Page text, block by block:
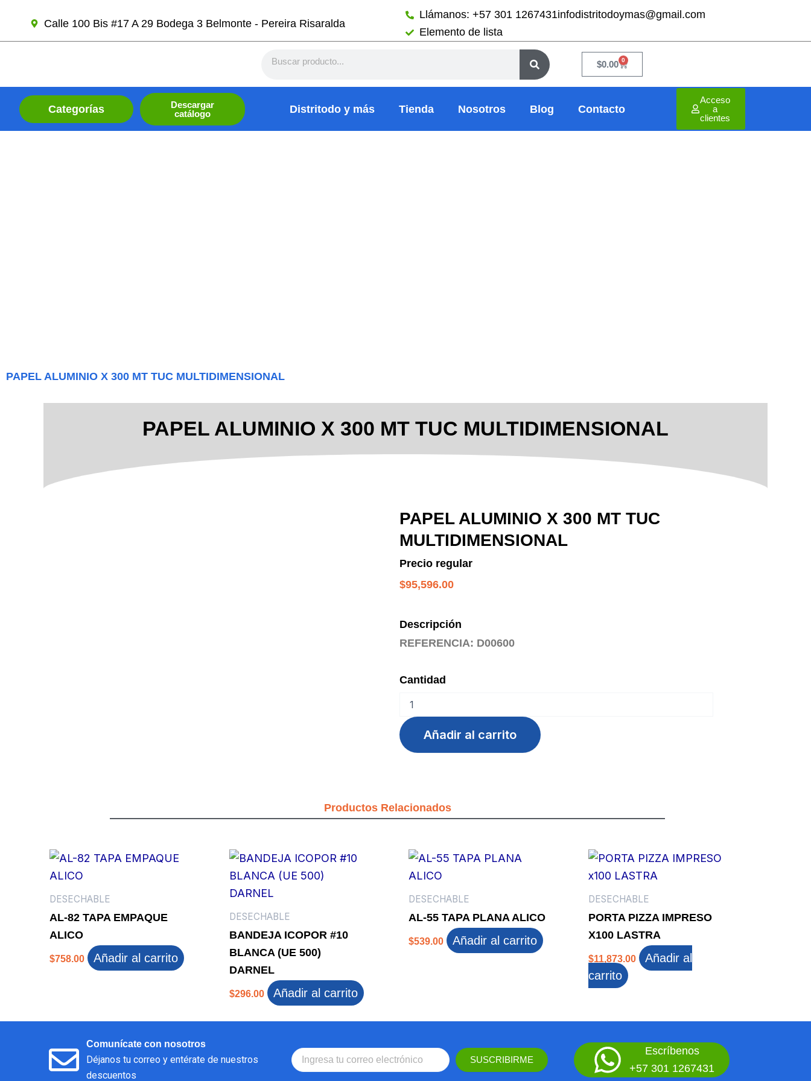
contenido
Calle 100 Bis #17 A 29 Bodega 3 Belmonte - Pereira Risaralda
Llámanos: +57 301 1267431infodistritodoymas@gmail.com
Elemento de lista
$0.00 0
Cart
Categorías
Descargar
catálogo
Distritodo y más Tienda Nosotros Blog Contacto
Acceso
a
clientes
PAPEL ALUMINIO X 300 MT TUC MULTIDIMENSIONAL
PAPEL ALUMINIO X 300 MT TUC MULTIDIMENSIONAL
PAPEL ALUMINIO X 300 MT TUC
MULTIDIMENSIONAL
Precio regular
$95,596.00
Descripción
REFERENCIA: D00600
Cantidad
ALUMINIO
X
300
MT
Añadir al carrito
Productos Relacionados
DESECHABLE
AL-82 TAPA EMPAQUE
ALICO
$758.00 Añadir al carrito
DESECHABLE
BANDEJA ICOPOR #10
BLANCA (UE 500)
DARNEL
$296.00 Añadir al carrito
DESECHABLE
AL-55 TAPA PLANA ALICO
$539.00 Añadir al carrito
DESECHABLE
PORTA PIZZA IMPRESO
X100 LASTRA
$11,873.00
Añadir al
carrito
Comunícate con nosotros
Déjanos tu correo y entérate de nuestros
descuentos
SUSCRIBIRME
Escríbenos
+57 301 1267431